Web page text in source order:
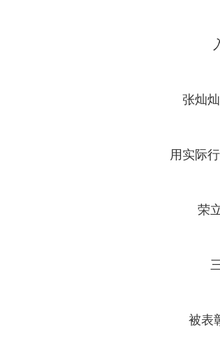
张灿
用实际
荣
被表